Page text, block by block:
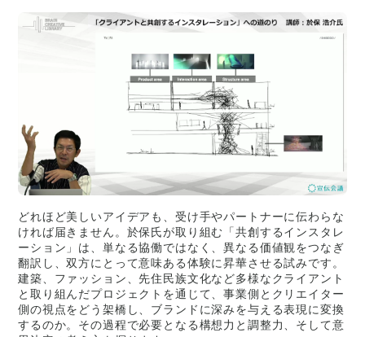
どれほど美しいアイデアも、受け手やパートナーに伝わらな
ければ届きません。於保氏が取り組む「共創するインスタレ
ーション」は、単なる協働ではなく、異なる価値観をつなぎ
翻訳し、双方にとって意味ある体験に昇華させる試みです。
建築、ファッション、先住民族文化など多様なクライアント
と取り組んだプロジェクトを通じて、事業側とクリエイター
側の視点をどう架橋し、ブランドに深みを与える表現に変換
するのか。その過程で必要となる構想力と調整力、そして意